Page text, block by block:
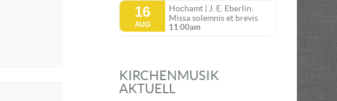
16
AUG
Hochamt | J. E. Eberlin:
Missa solemnis et brevis
11:00am
KIRCHENMUSIK
AKTUELL